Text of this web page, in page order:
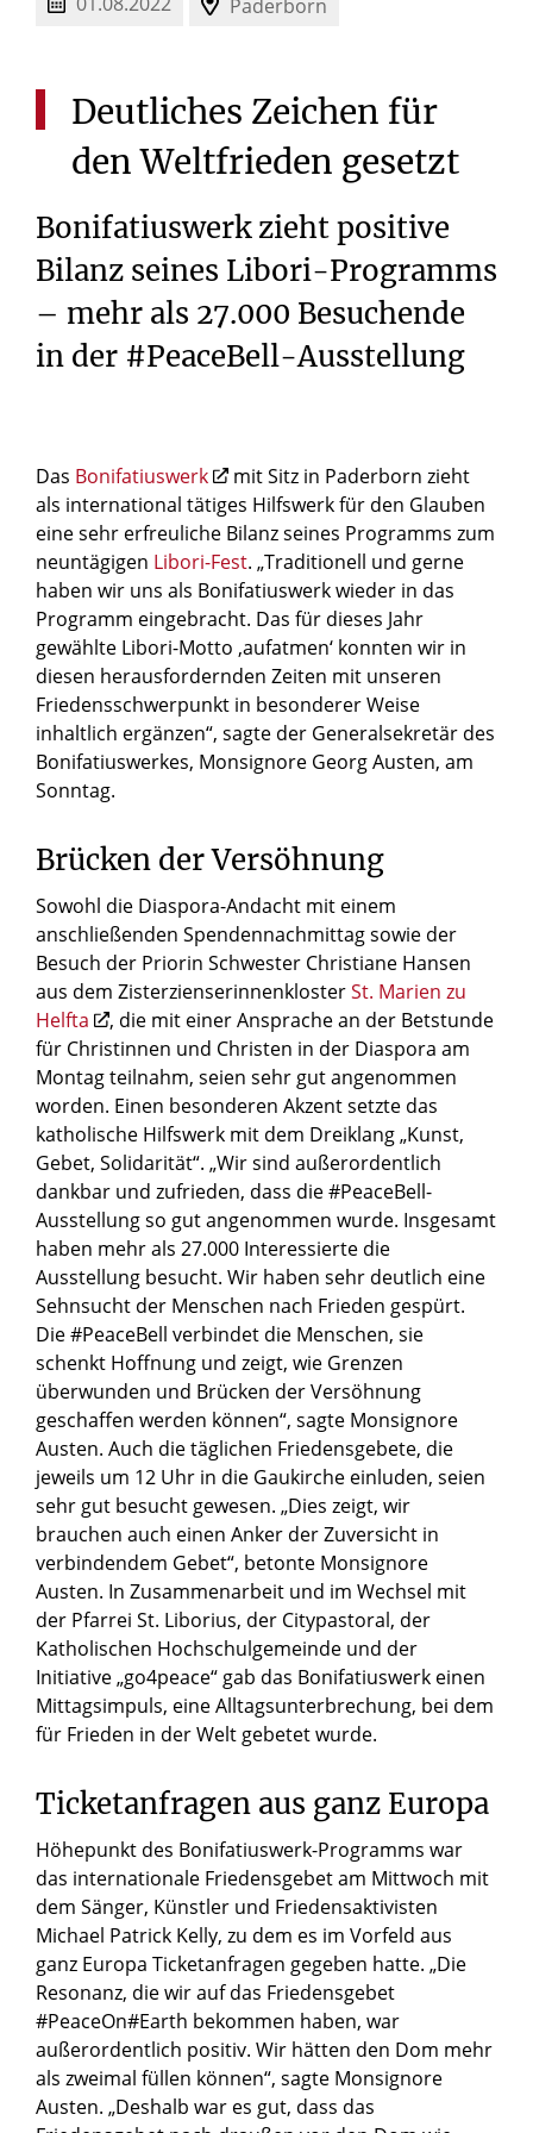
Paderborn
Deutliches Zeichen für
den Weltfrieden gesetzt
Bonifatiuswerk zieht positive
Bilanz seines Libori-Programms
– mehr als 27.000 Besuchende
in der #PeaceBell-Ausstellung
Das Bonifatiuswerk
mit Sitz in Paderborn zieht
als international tätiges Hilfswerk für den Glauben
eine sehr erfreuliche Bilanz seines Programms zum
neuntägigen Libori-Fest. „Traditionell und gerne
haben wir uns als Bonifatiuswerk wieder in das
Programm eingebracht. Das für dieses Jahr
gewählte Libori-Motto ‚aufatmen‘ konnten wir in
diesen herausfordernden Zeiten mit unseren
Friedensschwerpunkt in besonderer Weise
inhaltlich ergänzen“, sagte der Generalsekretär des
Bonifatiuswerkes, Monsignore Georg Austen, am
Sonntag.
Brücken der Versöhnung
Sowohl die Diaspora-Andacht mit einem
anschließenden Spendennachmittag sowie der
Besuch der Priorin Schwester Christiane Hansen
aus dem ZisterzienserinnenklosterSt. Marien zu
Helfta
, die mit einer Ansprache an der Betstunde
für Christinnen und Christen in der Diaspora am
Montag teilnahm, seien sehr gut angenommen
worden. Einen besonderen Akzent setzte das
katholische Hilfswerk mit dem Dreiklang „Kunst,
Gebet, Solidarität“. „Wir sind außerordentlich
dankbar und zufrieden, dass die #PeaceBell-
Ausstellung so gut angenommen wurde. Insgesamt
haben mehr als 27.000 Interessierte die
Ausstellung besucht. Wir haben sehr deutlich eine
Sehnsucht der Menschen nach Frieden gespürt.
Die #PeaceBell verbindet die Menschen, sie
schenkt Hoffnung und zeigt, wie Grenzen
überwunden und Brücken der Versöhnung
geschaffen werden können“, sagte Monsignore
Austen. Auch die täglichen Friedensgebete, die
jeweils um 12 Uhr in die Gaukirche einluden, seien
sehr gut besucht gewesen. „Dies zeigt, wir
brauchen auch einen Anker der Zuversicht in
verbindendem Gebet“, betonte Monsignore
Austen. In Zusammenarbeit und im Wechsel mit
der Pfarrei St. Liborius, der Citypastoral, der
Katholischen Hochschulgemeinde und der
Initiative „go4peace“ gab das Bonifatiuswerk einen
Mittagsimpuls, eine Alltagsunterbrechung, bei dem
für Frieden in der Welt gebetet wurde.
Ticketanfragen aus ganz Europa
Höhepunkt des Bonifatiuswerk-Programms war
das internationale Friedensgebet am Mittwoch mit
dem Sänger, Künstler und Friedensaktivisten
Michael Patrick Kelly, zu dem es im Vorfeld aus
ganz Europa Ticketanfragen gegeben hatte. „Die
Resonanz, die wir auf das Friedensgebet
#PeaceOn#Earth bekommen haben, war
außerordentlich positiv. Wir hätten den Dom mehr
als zweimal füllen können“, sagte Monsignore
Austen. „Deshalb war es gut, dass das